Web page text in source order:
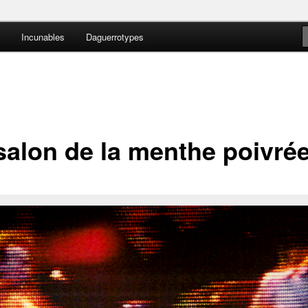
Incunables Daguerrotypes
de la menthe